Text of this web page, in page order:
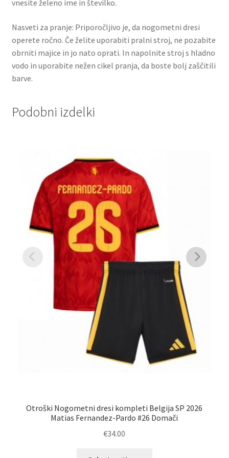
vnesite želeno ime in številko.
Nasveti za pranje: Priporočljivo je, da nogometni dresi
operete ročno. Če želite uporabiti pralni stroj, ne pozabite
obrniti majice in jo nato oprati. In napolnite stroj s hladno
vodo in uporabite nežen cikel pranja, da boste bolj zaščitili
barve.
Podobni izdelki
Otroški Nogometni dresi kompleti Belgija SP 2026
Matias Fernandez-Pardo #26 Domači
€34.00